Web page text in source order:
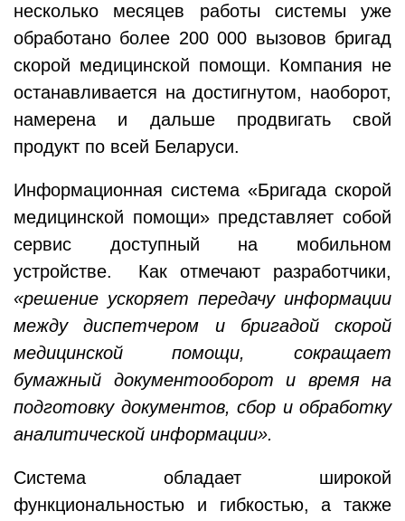
несколько месяцев работы системы уже
обработано более 200 000 вызовов бригад
скорой медицинской помощи. Компания не
останавливается на достигнутом, наоборот,
намерена и дальше продвигать свой
продукт по всей Беларуси.
Информационная система «Бригада скорой
медицинской помощи» представляет собой
сервис доступный на мобильном
устройстве. Как отмечают разработчики,
«решение ускоряет передачу информации
между диспетчером и бригадой скорой
медицинской помощи, сокращает
бумажный документооборот и время на
подготовку документов, сбор и обработку
аналитической информации».
Система обладает широкой
функциональностью и гибкостью, а также